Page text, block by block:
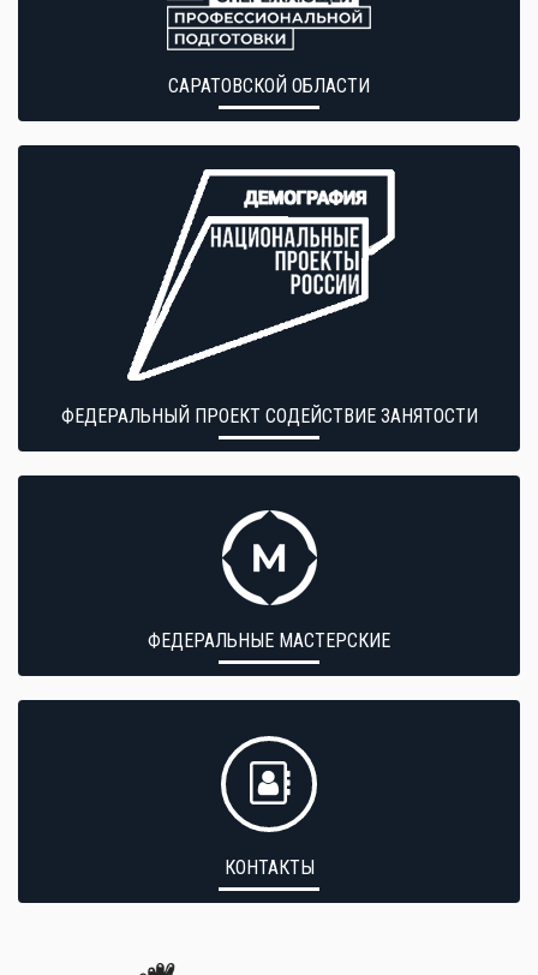
САРАТОВСКОЙ ОБЛАСТИ
ФЕДЕРАЛЬНЫЙ ПРОЕКТ СОДЕЙСТВИЕ ЗАНЯТОСТИ
ФЕДЕРАЛЬНЫЕ МАСТЕРСКИЕ
КОНТАКТЫ